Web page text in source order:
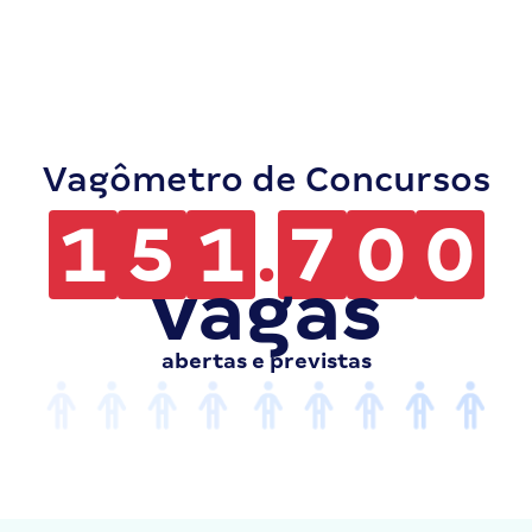
Vagômetro de Concursos
1 5 1. 7 0 0
vagas
abertas e previstas